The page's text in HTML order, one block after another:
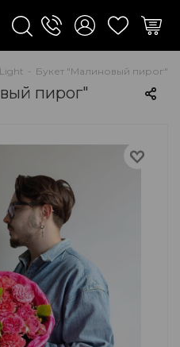
- Букет "Малиновый пирог"
пирог"